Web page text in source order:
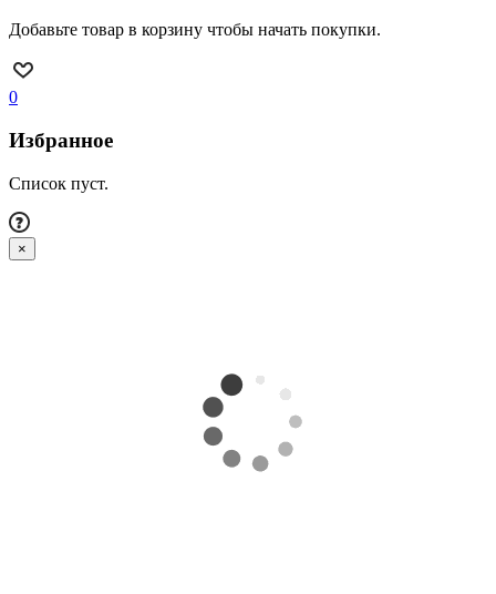
Добавьте товар в корзину чтобы начать покупки.
0
Избранное
Список пуст.
×